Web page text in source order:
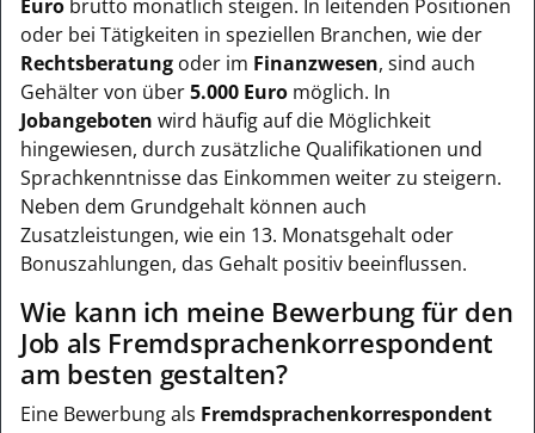
Euro brutto monatlich steigen. In leitenden Positionen
oder bei Tätigkeiten in speziellen Branchen, wie der
Rechtsberatung oder im Finanzwesen, sind auch
Gehälter von über5.000 Euro möglich. In
Jobangeboten wird häufig auf die Möglichkeit
hingewiesen, durch zusätzliche Qualifikationen und
Sprachkenntnisse das Einkommen weiter zu steigern.
Neben dem Grundgehalt können auch
Zusatzleistungen, wie ein 13. Monatsgehalt oder
Bonuszahlungen, das Gehalt positiv beeinflussen.
Wie kann ich meine Bewerbung für den
Job als Fremdsprachenkorrespondent
am besten gestalten?
Eine Bewerbung als Fremdsprachenkorrespondent